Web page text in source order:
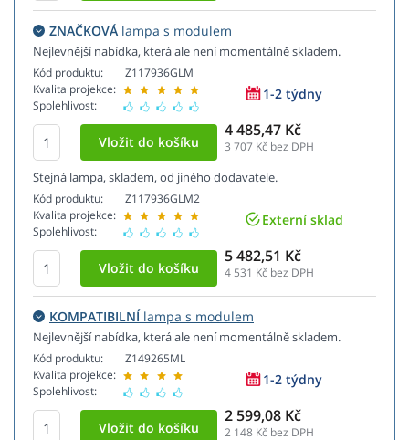
ZNAČKOVÁ lampa s modulem
Nejlevnější nabídka, která ale není momentálně skladem.
Kód produktu:
Kvalita projekce:
Spolehlivost:
Z117936GLM
1-2 týdny
4 485,47 Kč
3 707 Kč bez DPH
Stejná lampa, skladem, od jiného dodavatele.
Kód produktu:
Kvalita projekce:
Spolehlivost:
Z117936GLM2
Externí sklad
5 482,51 Kč
4 531 Kč bez DPH
KOMPATIBILNÍlampa s modulem
Nejlevnější nabídka, která ale není momentálně skladem.
Kód produktu:
Kvalita projekce:
Spolehlivost:
Z149265ML
1-2 týdny
2 599,08 Kč
2 148 Kč bez DPH